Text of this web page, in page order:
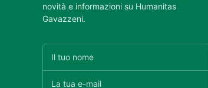
novità e informazioni su Humanitas
Gavazzeni.